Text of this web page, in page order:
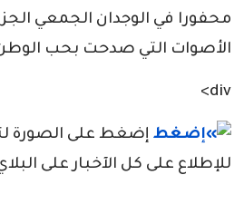
محفورا في الوجدان الجمعي
الأصوات التي صدحت بحب
div>
إضغط على الصورة
للإطلاع على كل الآخبار على